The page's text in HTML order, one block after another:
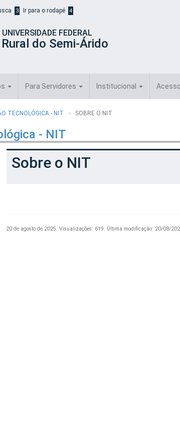
3 Ir para o rodapé 4
UNIVERSIDADE FEDERAL
Rural do Semi-Árido
Para Servidores Institucional
TECNOLÓGICA - NIT SOBRE O NIT
- NIT
Sobre o NIT
20 de agosto de 2025. Visualizações: 619. Última modificação: 20/08/